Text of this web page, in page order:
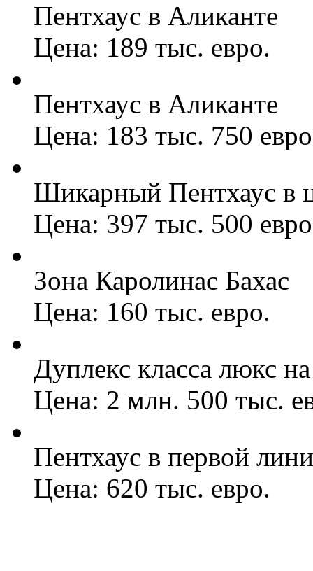
Пентхаус в Аликанте
Цена: 189 тыс. евро.
Пентхаус в Аликанте
Цена: 183 тыс. 750
Шикарный Пентхаус в
Цена: 397 тыс. 500
Зона Каролинас Бахас
Цена: 160 тыс. евро.
Дуплекс класса люкс
Цена: 2 млн. 500 тыс.
Пентхаус в первой
Цена: 620 тыс. евро.